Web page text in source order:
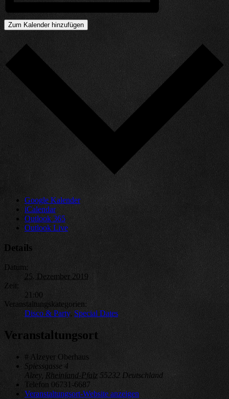
Zum Kalender hinzufügen
Google Kalender
iCalendar
Outlook 365
Outlook Live
Details
Datum:
25. Dezember 2019
Zeit:
21:00
Veranstaltungskategorien:
Disco & Party, Special Dates
Veranstaltungsort
# Alzeyer Oberhaus
Spiessgasse 4
Alzey, Rheinland-Pfalz 55232 Deutschland
Telefon 06731-6687
Veranstaltungsort-Website anzeigen